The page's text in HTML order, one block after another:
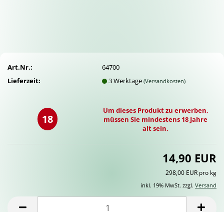
Art.Nr.:
64700
Lieferzeit:
3 Werktage(Versandkosten)
18
Um dieses Produkt zu erwerben,
müssen Sie mindestens 18 Jahre
alt sein.
14,90 EUR
298,00 EUR pro kg
inkl. 19% MwSt. zzgl. Versand